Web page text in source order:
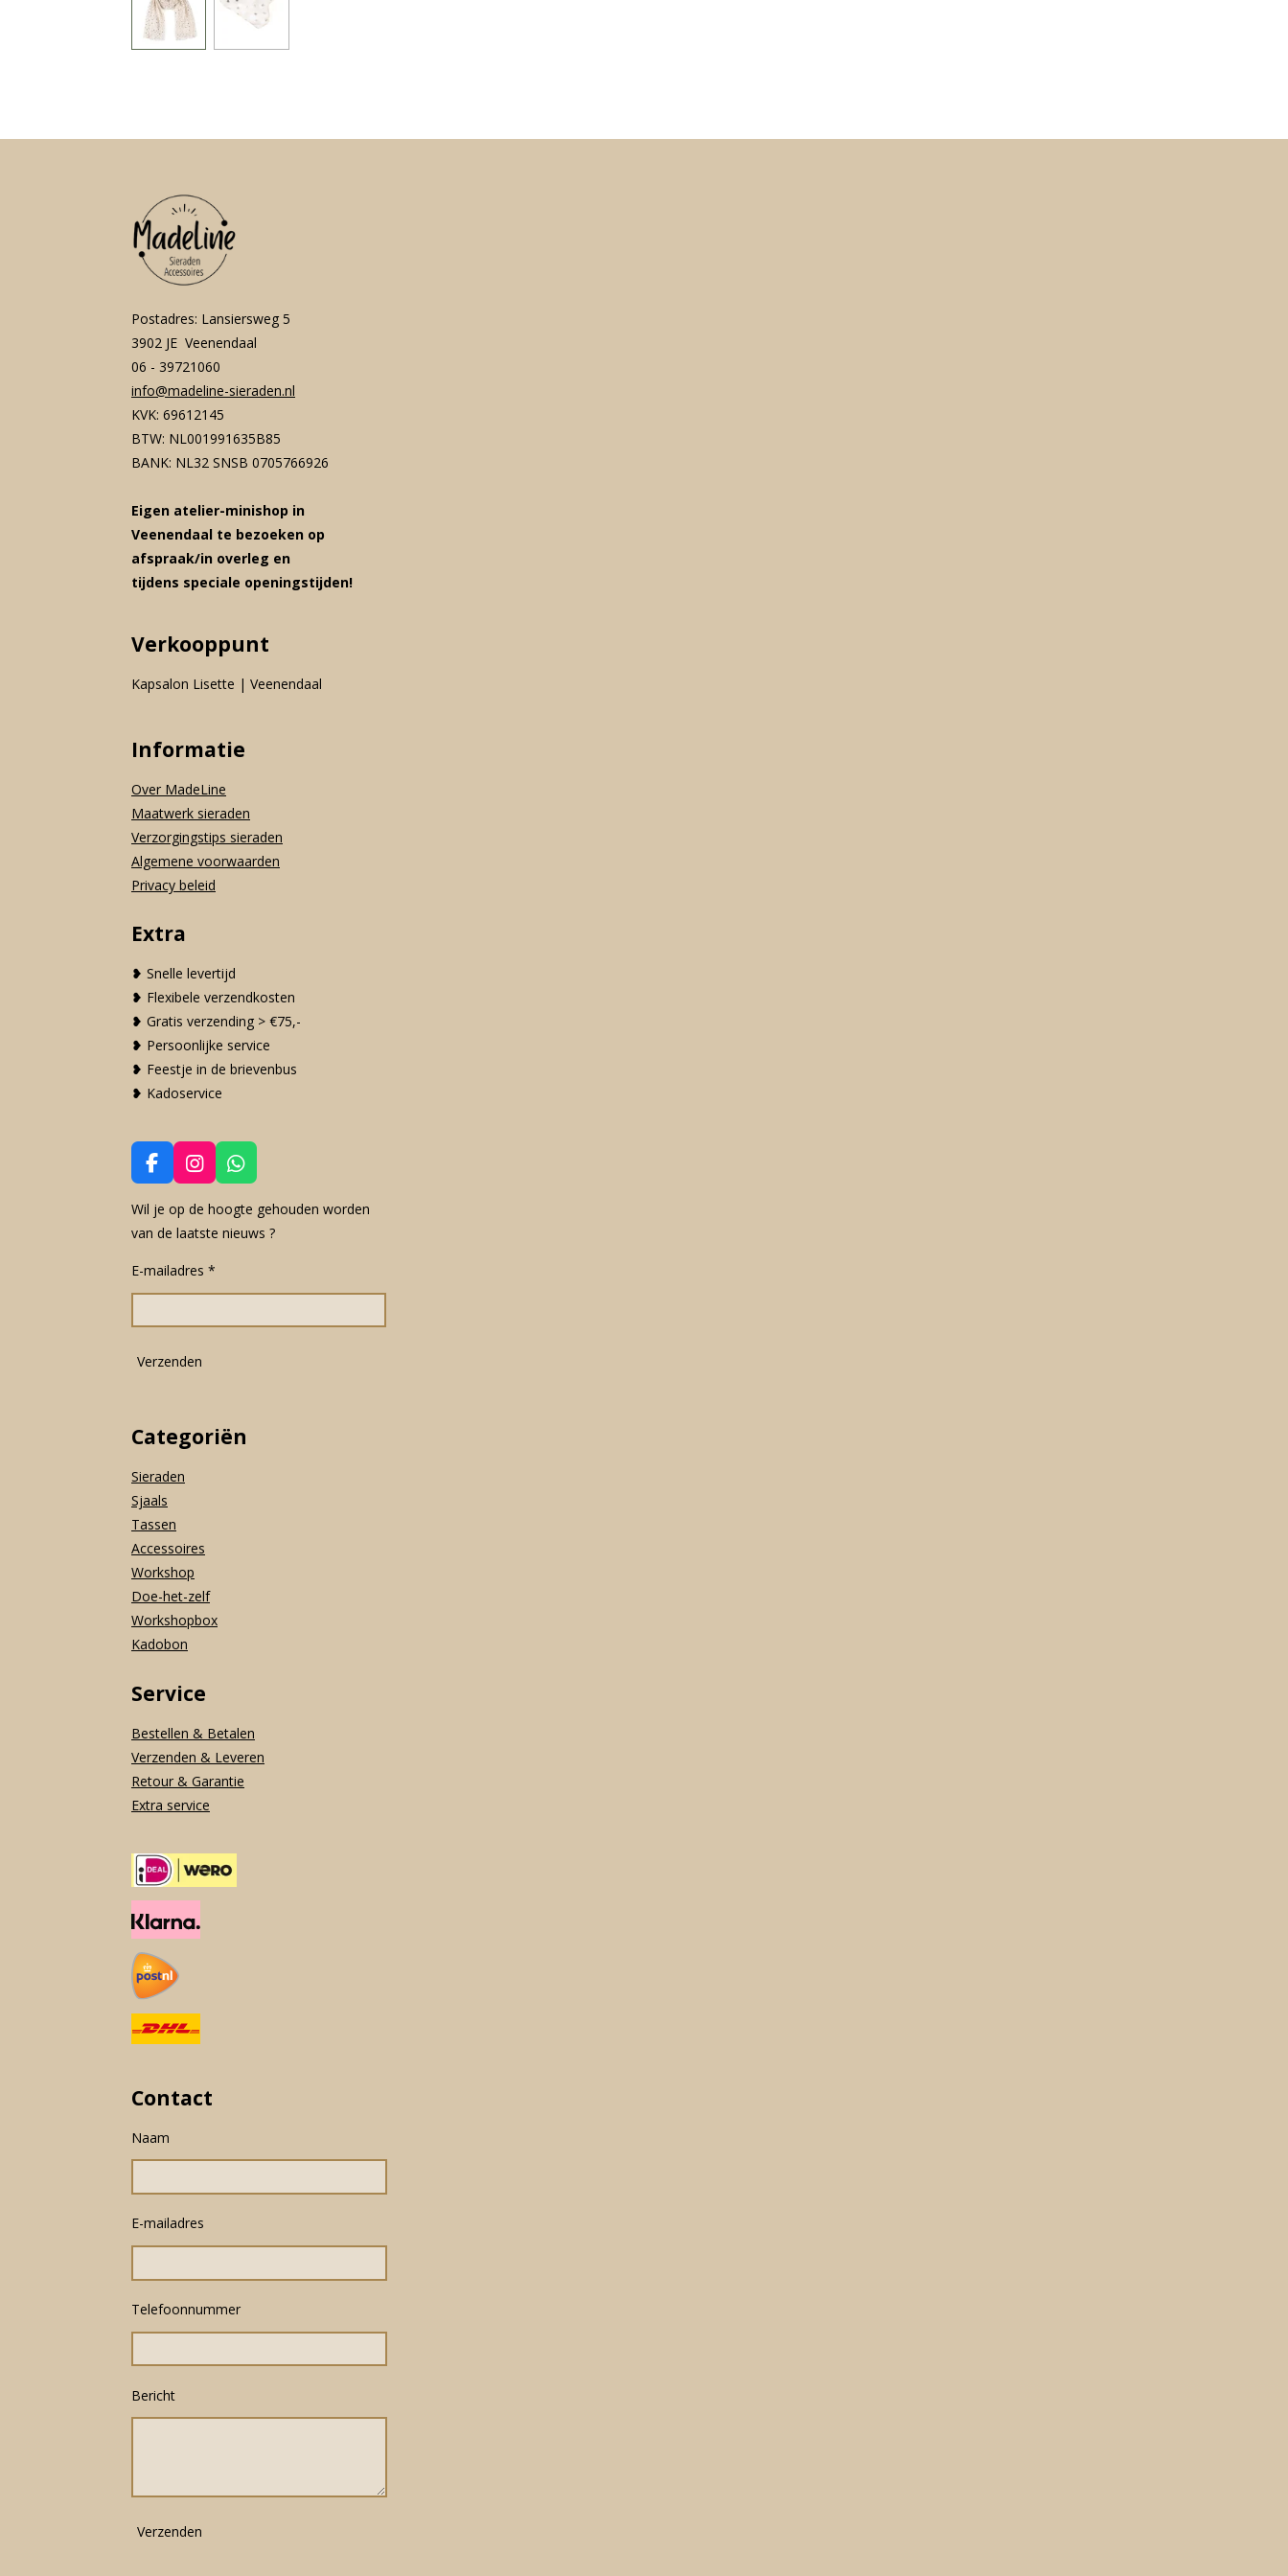
Postadres: Lansiersweg 5
3902 JE Veenendaal
06 - 39721060
info@madeline-sieraden.nl
KVK: 69612145
BTW: NL001991635B85
BANK: NL32 SNSB 0705766926
Eigen atelier-minishop in
Veenendaal te bezoeken op
afspraak/in overleg en
tijdens speciale openingstijden!
Verkooppunt
Kapsalon Lisette | Veenendaal
Informatie
Over MadeLine
Maatwerk sieraden
Verzorgingstips sieraden
Algemene voorwaarden
Privacy beleid
Extra
❥ Snelle levertijd
❥ Flexibele verzendkosten
❥ Gratis verzending > €75,-
❥ Persoonlijke service
❥ Feestje in de brievenbus
❥ Kadoservice
F
a
c
e
o
o
I
n
s
t
g
r
m
W
h
a
t
p
Wil je op de hoogte gehouden worden
van de laatste nieuws ?
E-mailadres *
Verzenden
Categoriën
Sieraden
Sjaals
Tassen
Accessoires
Workshop
Doe-het-zelf
Workshopbox
Kadobon
Service
Bestellen & Betalen
Verzenden & Leveren
Retour & Garantie
Extra service
Contact
Naam
E-mailadres
Telefoonnummer
Bericht
Verzenden